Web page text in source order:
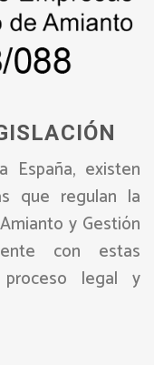
España, existen
que regulan la
y Gestión
con estas
proceso legal y